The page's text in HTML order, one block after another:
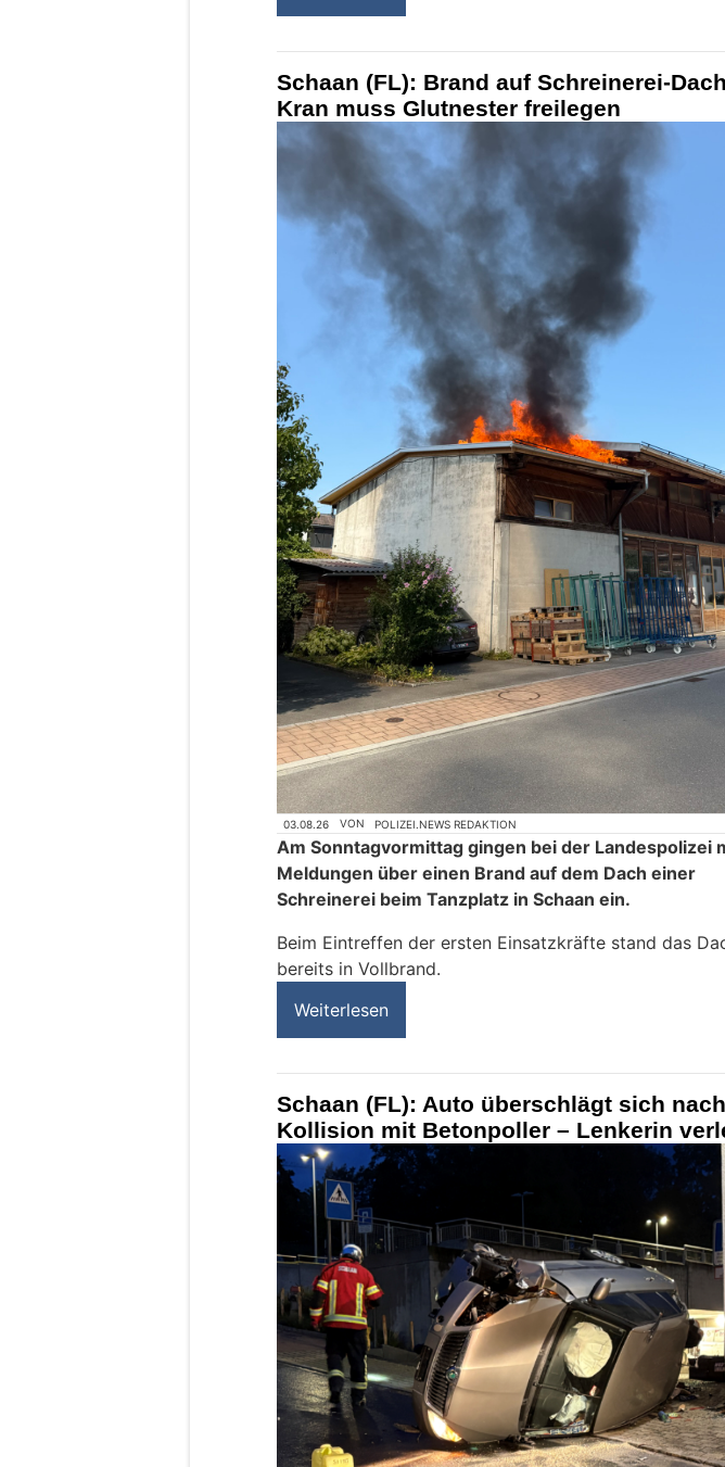
Schaan (FL): Brand auf Schreinerei-
Kran muss Glutnester freilegen
03.08.26 VON POLIZEI.NEWS REDAKTION
Am Sonntagvormittag gingen bei der Landespolizei
Meldungen über einen Brand auf dem Dach einer
Schreinerei beim Tanzplatz in Schaan ein.
Beim Eintreffen der ersten Einsatzkräfte stand das
bereits in Vollbrand.
Weiterlesen
Schaan (FL): Auto überschlägt sich nach
Kollision mit Betonpoller – Lenkerin